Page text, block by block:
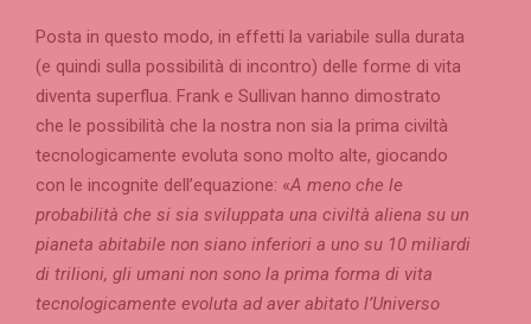
Posta in questo modo, in effetti la variabile sulla durata
(e quindi sulla possibilità di incontro) delle forme di vita
diventa superflua. Frank e Sullivan hanno dimostrato
che le possibilità che la nostra non sia la prima civiltà
tecnologicamente evoluta sono molto alte, giocando
con le incognite dell’equazione: «A meno che le
probabilità che si sia sviluppata una civiltà aliena su un
pianeta abitabile non siano inferiori a uno su 10 miliardi
di trilioni, gli umani non sono la prima forma di vita
tecnologicamente evoluta ad aver abitato l’Universo